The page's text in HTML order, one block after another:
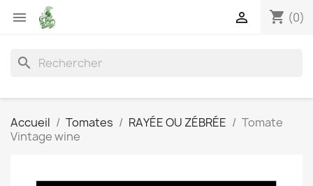
 shopping_cart (0)

search
Accueil Tomates RAYÉE OU ZÉBRÉE
Tomate
Vintage wine